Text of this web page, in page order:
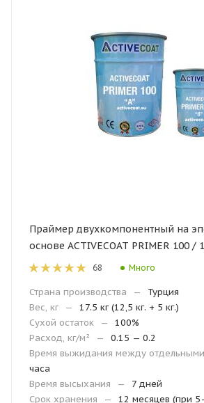
Праймер двухкомпонентный на
основе ACTIVECOAT PRIMER 100 /
68 Много
Страна производства —
Турция
Вес, кг
—
17.5 кг (12,5 кг. + 5 кг.)
Сухой остаток
—
100%
Расход, кг/м²
—
0.15 — 0.2
Время выжидания между
часа
Время высыхания
—
7 дней
Срок хранения
— 12 месяцев (при